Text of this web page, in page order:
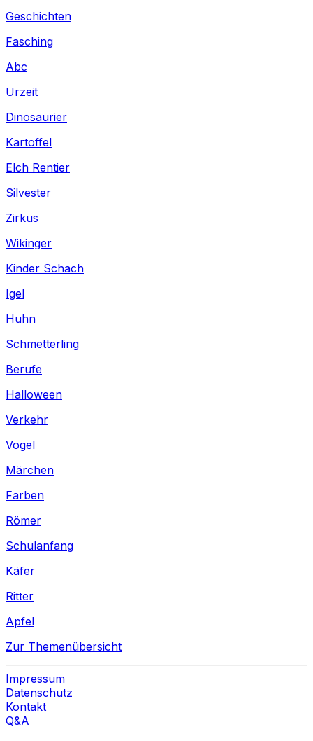
Geschichten
Fasching
Abc
Urzeit
Dinosaurier
Kartoffel
Elch Rentier
Silvester
Zirkus
Wikinger
Kinder Schach
Igel
Huhn
Schmetterling
Berufe
Halloween
Verkehr
Vogel
Märchen
Farben
Römer
Schulanfang
Käfer
Ritter
Apfel
Zur Themenübersicht
Impressum
Datenschutz
Kontakt
Q&A